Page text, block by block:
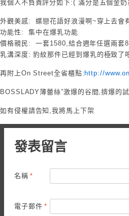
我個人不負責評分如下:( 滿分是五個金
外觀美感: 蝶戀花語好浪漫啊~穿上去會
功能性: 集中在爆乳功能
價格親民: 一套1580,結合週年任選兩套
乳溝深度: 豹紋那件已經到爆乳的極致了
再附上On Street全省櫃點: http://
BOSSLADY薄蕾絲”激爆的谷間,擠爆的
如有侵權請告知,我將馬上下架
發表留言
名稱 *
電子郵件 *